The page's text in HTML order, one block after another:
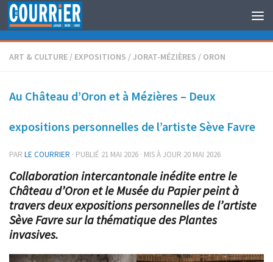
Au dessous du contenu
ART & CULTURE / EXPOSITIONS /JORAT-MÉZIÈRES / ORON
Au Château d’Oron et à Mézières – Deux
expositions personnelles de l’artiste Sève Favre
PAR LE COURRIER · PUBLIÉ 21 MAI 2026 · MIS À JOUR 20 MAI 2026
Collaboration intercantonale inédite entre le
Château d’Oron et le Musée du Papier peint à
travers deux expositions personnelles de l’artiste
Sève Favre sur la thématique des Plantes
invasives.